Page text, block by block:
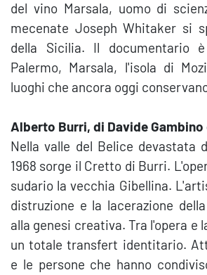
del vino Marsala, uomo di
mecenate Joseph Whitaker si
della Sicilia. Il documentario
Palermo, Marsala, l'isola di
luoghi che ancora oggi
Alberto Burri, di Davide Gambino
Nella valle del Belice devastata
1968 sorge il Cretto di Burri.
sudario la vecchia Gibellina.
distruzione e la lacerazione
alla genesi creativa. Tra l'opera e
un totale transfert identitario.
e le persone che hanno